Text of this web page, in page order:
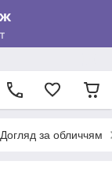
Догляд за обличчям